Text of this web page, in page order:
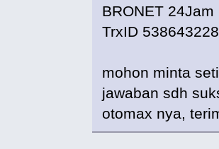
BRONET
TrxID
mohon minta
jawaban sdh
otomax nya,